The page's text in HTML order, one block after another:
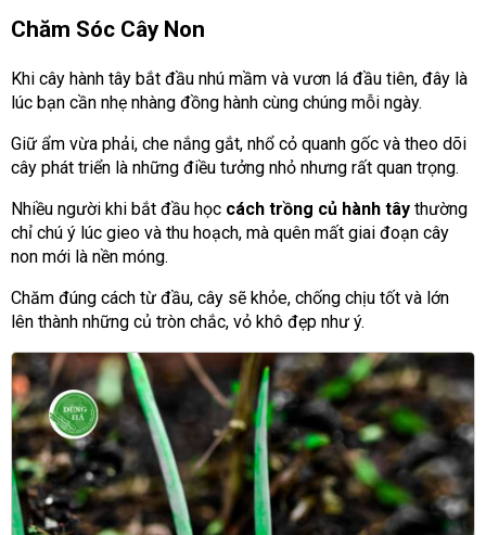
Chăm Sóc Cây Non
Khi cây hành tây bắt đầu nhú mầm và vươn lá đầu tiên, đây là
lúc bạn cần nhẹ nhàng đồng hành cùng chúng mỗi ngày.
Giữ ẩm vừa phải, che nắng gắt, nhổ cỏ quanh gốc và theo dõi
cây phát triển là những điều tưởng nhỏ nhưng rất quan trọng.
Nhiều người khi bắt đầu học cách trồng củ hành tây thường
chỉ chú ý lúc gieo và thu hoạch, mà quên mất giai đoạn cây
non mới là nền móng.
Chăm đúng cách từ đầu, cây sẽ khỏe, chống chịu tốt và lớn
lên thành những củ tròn chắc, vỏ khô đẹp như ý.